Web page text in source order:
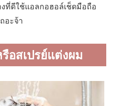
ที่ดีใช้แอลกอฮอล์เช็ดมือถือ
อะจ้า
อสเปรย์แต่งผม